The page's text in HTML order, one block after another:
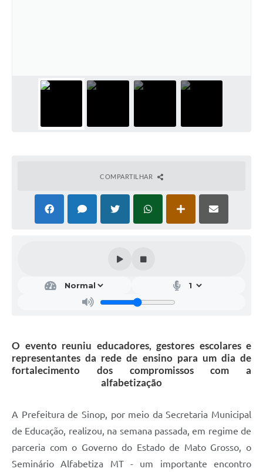
COMPARTILHAR
O evento reuniu educadores, gestores escolares e
representantes da rede de ensino para um dia de
fortalecimento dos compromissos com a
alfabetização
A Prefeitura de Sinop, por meio da Secretaria Municipal
de Educação, realizou, na semana passada, em regime de
parceria com o Governo do Estado de Mato Grosso, o
Seminário Alfabetiza MT - um importante encontro